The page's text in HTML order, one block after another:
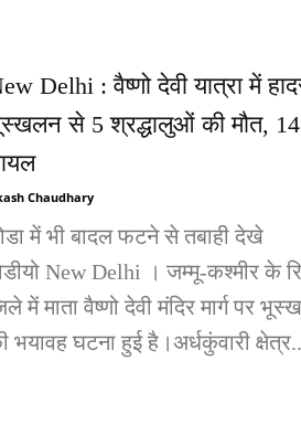
Delhi : वैष्णो देवी यात्रा में
से 5 श्रद्धालुओं की मौत, 14
Chaudhary
में भी बादल फटने से तबाही देखे
New Delhi । जम्मू-कश्मीर के
में माता वैष्णो देवी मंदिर मार्ग पर
भयावह घटना हुई है।अर्धकुंवारी